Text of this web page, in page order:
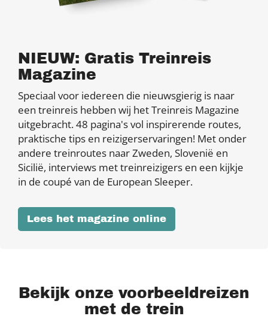
NIEUW: Gratis Treinreis
Magazine
Speciaal voor iedereen die nieuwsgierig is naar
een treinreis hebben wij het Treinreis Magazine
uitgebracht. 48 pagina's vol inspirerende routes,
praktische tips en reizigerservaringen! Met onder
andere treinroutes naar Zweden, Slovenië en
Sicilië, interviews met treinreizigers en een kijkje
in de coupé van de European Sleeper.
Lees het magazine online
Bekijk onze voorbeeldreizen
met de trein